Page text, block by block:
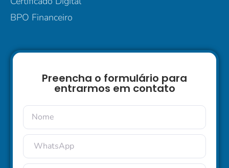
BPO Financeiro
Preencha o formulário para
entrarmos em contato